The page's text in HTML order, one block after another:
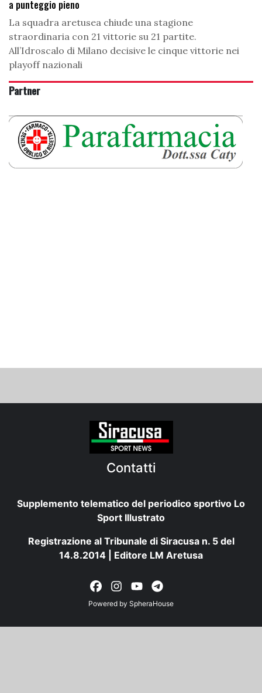
a punteggio pieno
La squadra aretusea chiude una stagione
straordinaria con 21 vittorie su 21 partite.
All’Idroscalo di Milano decisive le cinque vittorie nei
playoff nazionali
Partner
Contatti
Supplemento telematico del periodico sportivo Lo
Sport Illustrato
Registrazione al Tribunale di Siracusa n. 5 del
14.8.2014 | Editore LM Aretusa
Powered by SpheraHouse